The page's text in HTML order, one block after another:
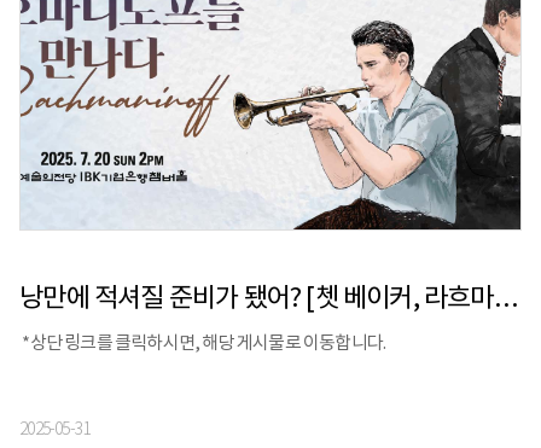
낭만에 적셔질 준비가 됐어? [쳇 베이커, 라흐마니노프를 만나다]
*상단 링크를 클릭하시면, 해당 게시물로 이동합니다.
2025-05-31